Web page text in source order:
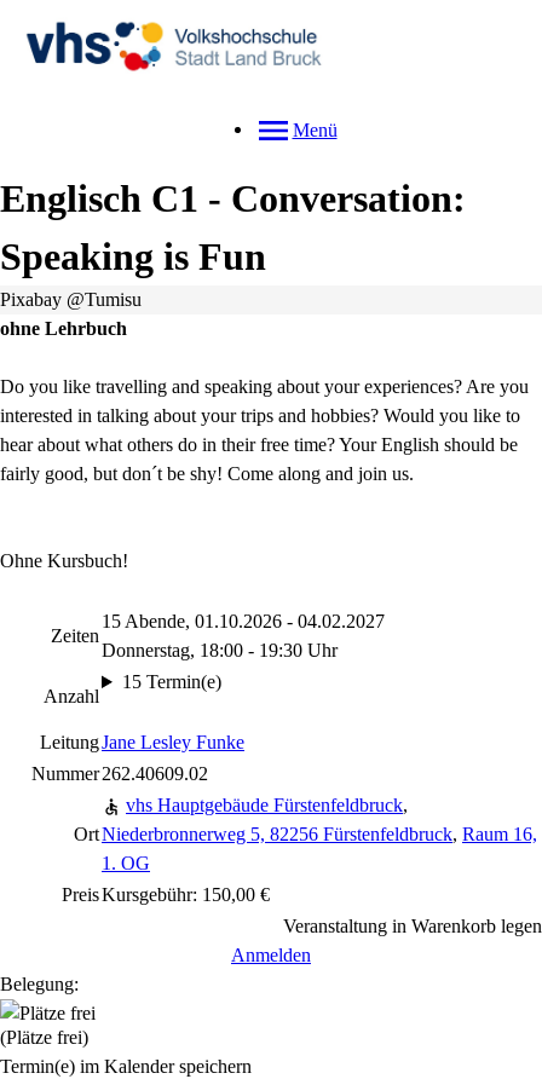
Menü
Englisch C1 - Conversation:
Speaking is Fun
Pixabay @Tumisu
ohne Lehrbuch
Do you like travelling and speaking about your experiences? Are you
interested in talking about your trips and hobbies? Would you like to
hear about what others do in their free time? Your English should be
fairly good, but don´t be shy! Come along and join us.
Ohne Kursbuch!
Zeiten
15 Abende, 01.10.2026 - 04.02.2027
Donnerstag, 18:00 - 19:30 Uhr
Anzahl
15 Termin(e)
LeitungJane Lesley Funke
Nummer262.40609.02
Ort
vhs Hauptgebäude Fürstenfeldbruck,
Niederbronnerweg 5, 82256 Fürstenfeldbruck, Raum 16,
1. OG
PreisKursgebühr: 150,00 €
Veranstaltung in Warenkorb legen
Anmelden
Belegung:
(Plätze frei)
Termin(e) im Kalender speichern